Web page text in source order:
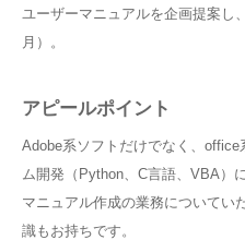
ユーザーマニュアルを企画提案し
月）。
アピールポイント
Adobe系ソフトだけでなく、
ム開発（Python、C言語、VBA）
マニュアル作成の業務についてい
識もお持ちです。